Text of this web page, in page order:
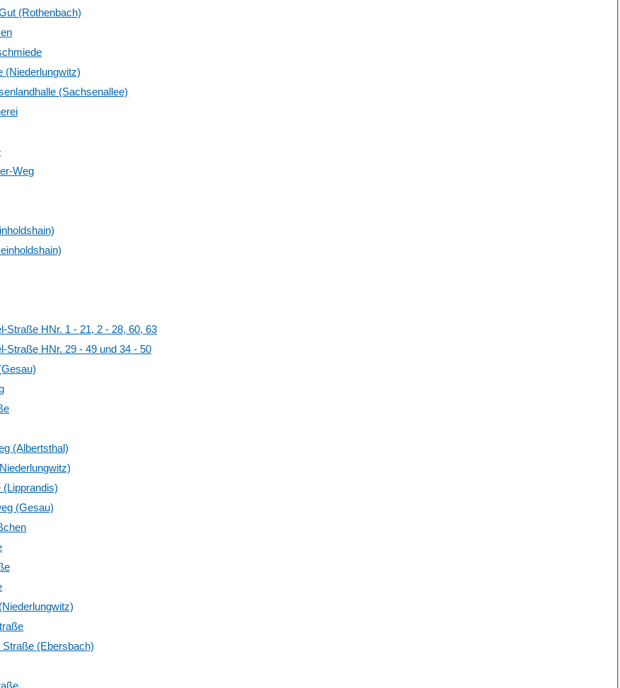
(Rothenbach)
(Niederlungwitz)
(Sachsenallee)
Weg
Straße HNr. 1 - 21, 2 - 28, 60, 63
Straße HNr. 29 - 49 und 34 - 50
(Albertsthal)
(Gesau)
Straße (Ebersbach)